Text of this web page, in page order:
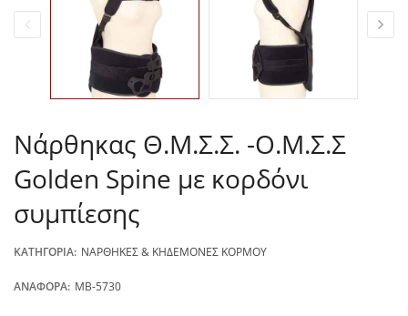
Νάρθηκας Θ.Μ.Σ.Σ. -Ο.Μ.Σ.Σ
Golden Spine με κορδόνι
συμπίεσης
ΚΑΤΗΓΟΡΊΑ: ΝΆΡΘΗΚΕΣ & ΚΗΔΕΜΌΝΕΣ ΚΟΡΜΟΎ
ΑΝΑΦΟΡΆ: MB-5730